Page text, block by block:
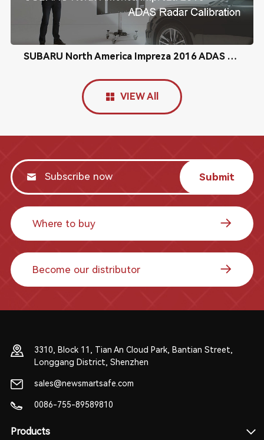
SUBARU North America Impreza 2016 ADAS Radar Calibration
VIEW All
Submit
Where to buy
Become our distributor
3310, Block 11, Tian An Cloud Park, Bantian Street,
Longgang District, Shenzhen
sales@newsmartsafe.com
0086-755-89589810
Products